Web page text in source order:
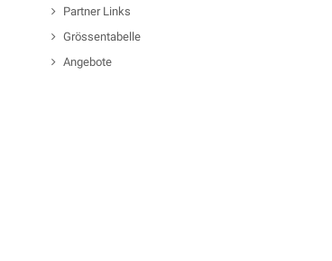
Partner Links
Grössentabelle
Angebote